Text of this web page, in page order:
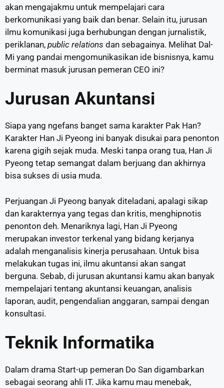
akan mengajakmu untuk mempelajari cara
berkomunikasi yang baik dan benar. Selain itu, jurusan
ilmu komunikasi juga berhubungan dengan jurnalistik,
periklanan, public relations dan sebagainya. Melihat Dal-
Mi yang pandai mengomunikasikan ide bisnisnya, kamu
berminat masuk jurusan pemeran CEO ini?
Jurusan Akuntansi
Siapa yang ngefans banget sama karakter Pak Han?
Karakter Han Ji Pyeong ini banyak disukai para penonton
karena gigih sejak muda. Meski tanpa orang tua, Han Ji
Pyeong tetap semangat dalam berjuang dan akhirnya
bisa sukses di usia muda.
Perjuangan Ji Pyeong banyak diteladani, apalagi sikap
dan karakternya yang tegas dan kritis, menghipnotis
penonton deh. Menariknya lagi, Han Ji Pyeong
merupakan investor terkenal yang bidang kerjanya
adalah menganalisis kinerja perusahaan. Untuk bisa
melakukan tugas ini, ilmu akuntansi akan sangat
berguna. Sebab, di jurusan akuntansi kamu akan banyak
mempelajari tentang akuntansi keuangan, analisis
laporan, audit, pengendalian anggaran, sampai dengan
konsultasi.
Teknik Informatika
Dalam drama Start-up pemeran Do San digambarkan
sebagai seorang ahli IT. Jika kamu mau menebak,